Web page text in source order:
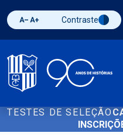
Diminuir fonte
Aumentar fonte
Alternar
Contraste
TESTES DE SELEÇÃO